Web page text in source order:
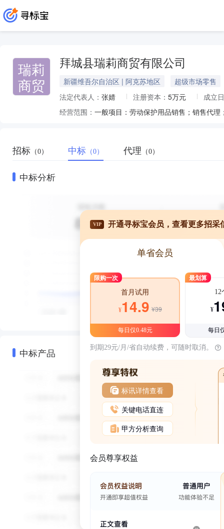
瑞莉
商贸
拜城县瑞莉商贸有限公司
新疆维吾尔自治区 | 阿克苏地区
超级市场零售
法定代表人： 张婧 注册资本： 5万元
成立
经营范围：
招标 （0） 中标 （0） 代理 （0）
中标分析
中标产品
VIP 开通寻标宝会员，查看更多招采
单省会员
限购一次
首月试用
¥14.9 ¥39
每日仅0.48元
最划算
12
¥
每日
到期29元/月/省自动续费，可随时取消。
标讯详情查看
关键电话直连
甲方分析查询
会员尊享权益